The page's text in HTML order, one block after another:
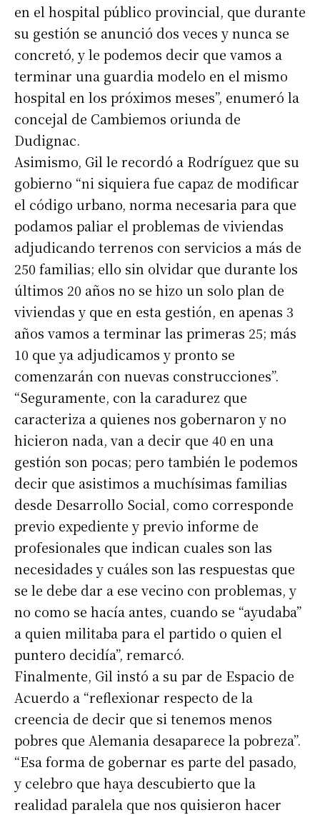
Suscribirme gratis
Dirección de correo electrónico *
en el hospital público provincial, que durante
su gestión se anunció dos veces y nunca se
concretó, y le podemos decir que vamos a
terminar una guardia modelo en el mismo
hospital en los próximos meses”, enumeró la
concejal de Cambiemos oriunda de
Dudignac.
Asimismo, Gil le recordó a Rodríguez que su
gobierno “ni siquiera fue capaz de modificar
el código urbano, norma necesaria para que
podamos paliar el problemas de viviendas
adjudicando terrenos con servicios a más de
250 familias; ello sin olvidar que durante los
últimos 20 años no se hizo un solo plan de
viviendas y que en esta gestión, en apenas 3
años vamos a terminar las primeras 25; más
10 que ya adjudicamos y pronto se
comenzarán con nuevas construcciones”.
“Seguramente, con la caradurez que
caracteriza a quienes nos gobernaron y no
hicieron nada, van a decir que 40 en una
gestión son pocas; pero también le podemos
decir que asistimos a muchísimas familias
desde Desarrollo Social, como corresponde
previo expediente y previo informe de
profesionales que indican cuales son las
necesidades y cuáles son las respuestas que
se le debe dar a ese vecino con problemas, y
no como se hacía antes, cuando se “ayudaba”
a quien militaba para el partido o quien el
puntero decidía”, remarcó.
Finalmente, Gil instó a su par de Espacio de
Acuerdo a “reflexionar respecto de la
creencia de decir que si tenemos menos
pobres que Alemania desaparece la pobreza”.
“Esa forma de gobernar es parte del pasado,
y celebro que haya descubierto que la
realidad paralela que nos quisieron hacer